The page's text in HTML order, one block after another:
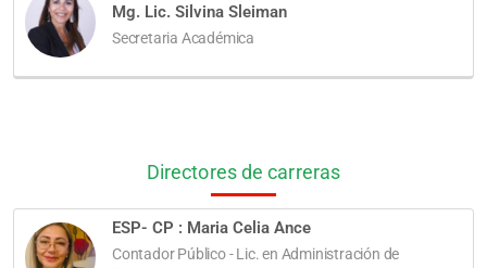
Mg. Lic. Silvina Sleiman
Secretaria Académica
Directores de carreras
ESP- CP : Maria Celia Ance
Contador Público - Lic. en Administración de